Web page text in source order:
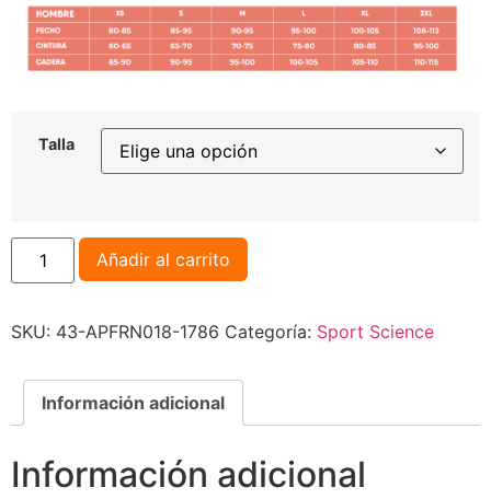
Talla
Añadir al carrito
SKU: 43-APFRN018-1786 Categoría: Sport Science
Información adicional
Información adicional